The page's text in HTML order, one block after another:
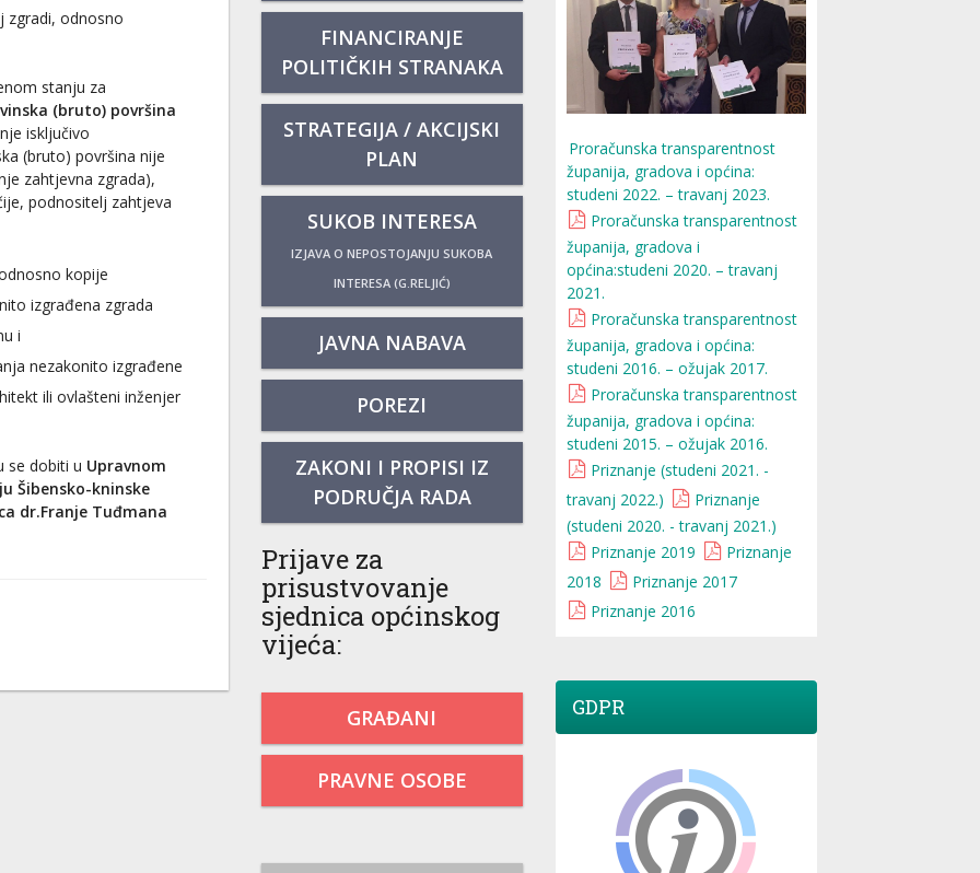
zgradi, odnosno
stanju za
(bruto) površina
isključivo
(bruto) površina nije
zahtjevna zgrada),
podnositelj zahtjeva
kopije
izgrađena zgrada
i
nezakonito izgrađene
ili ovlašteni inženjer
se dobiti u Upravnom
Šibensko-kninske
dr.Franje Tuđmana
FINANCIRANJE
POLITIČKIH STRANAKA
STRATEGIJA / AKCIJSKI
PLAN
SUKOB INTERESA
IZJAVA O NEPOSTOJANJU SUKOBA
INTERESA (G.RELJIĆ)
JAVNA NABAVA
POREZI
ZAKONI I PROPISI IZ
PODRUČJA RADA
Prijave za
prisustvovanje
sjednica općinskog
vijeća:
GRAĐANI
PRAVNE OSOBE
Proračunska transparentnost
županija, gradova i općina:
studeni 2022. – travanj 2023.
Proračunska transparentnost
županija, gradova i
općina:studeni 2020. – travanj
2021.
Proračunska transparentnost
županija, gradova i općina:
studeni 2016. – ožujak 2017.
Proračunska transparentnost
županija, gradova i općina:
studeni 2015. – ožujak 2016.
Priznanje (studeni 2021. -
travanj 2022.)
Priznanje
(studeni 2020. - travanj 2021.)
Priznanje 2019
Priznanje
2018
Priznanje 2017
Priznanje 2016
GDPR